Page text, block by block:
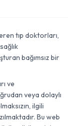
tıp doktorları,
bağımsız bir
ve
veya dolaylı
ilgili
Bu web